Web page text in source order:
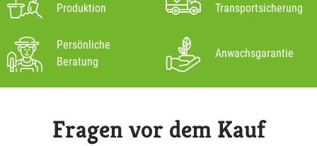
Produktion
Transportsicherung
Persönliche
Beratung
Anwachsgarantie
Fragen vor dem Kauf